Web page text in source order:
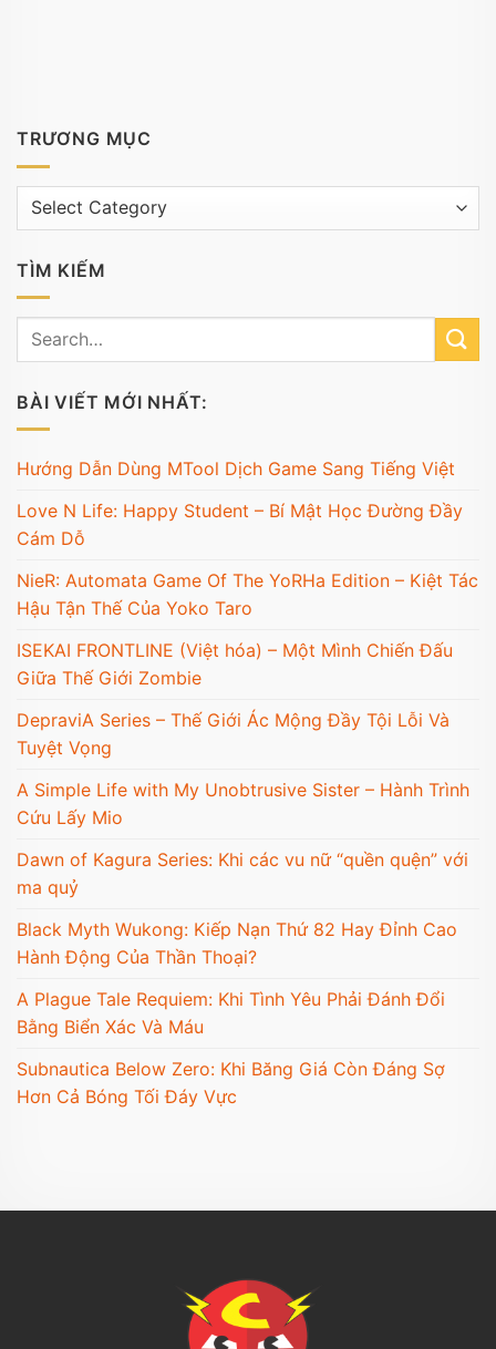
TRƯƠNG MỤC
Trương
TÌM KIẾM
BÀI VIẾT MỚI NHẤT:
Hướng Dẫn Dùng MTool Dịch Game Sang Tiếng Việt
Love N Life: Happy Student – Bí Mật Học Đường Đầy
Cám Dỗ
NieR: Automata Game Of The YoRHa Edition – Kiệt Tác
Hậu Tận Thế Của Yoko Taro
ISEKAI FRONTLINE (Việt hóa) – Một Mình Chiến Đấu
Giữa Thế Giới Zombie
DepraviA Series – Thế Giới Ác Mộng Đầy Tội Lỗi Và
Tuyệt Vọng
A Simple Life with My Unobtrusive Sister – Hành Trình
Cứu Lấy Mio
Dawn of Kagura Series: Khi các vu nữ “quền quện” với
ma quỷ
Black Myth Wukong: Kiếp Nạn Thứ 82 Hay Đỉnh Cao
Hành Động Của Thần Thoại?
A Plague Tale Requiem: Khi Tình Yêu Phải Đánh Đổi
Bằng Biển Xác Và Máu
Subnautica Below Zero: Khi Băng Giá Còn Đáng Sợ
Hơn Cả Bóng Tối Đáy Vực